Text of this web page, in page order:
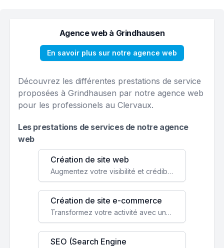
Agence web à Grindhausen
En savoir plus sur notre agence web
Découvrez les différentes prestations de service
proposées à Grindhausen par notre agence web
pour les professionels au Clervaux.
Les prestations de services de notre agence
web
Création de site web
Augmentez votre visibilité et crédibilité en ligne avec un site web performant, conçu pour attirer plus de clients.
Création de site e-commerce
Transformez votre activité avec une boutique en ligne, accessible à l'échelle mondiale 24/7.
SEO (Search Engine